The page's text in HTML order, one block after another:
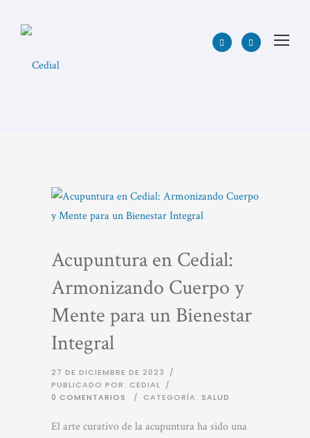
Acupuntura en Cedial:
Armonizando Cuerpo y
Mente para un Bienestar
Integral
27 DE DICIEMBRE DE 2023
/
PUBLICADO POR: CEDIAL /
0 COMENTARIOS
/ CATEGORÍA: SALUD
El arte curativo de la acupuntura ha sido una